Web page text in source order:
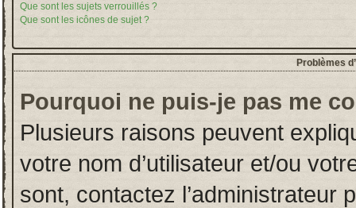
Que sont les sujets verrouillés ?
Que sont les icônes de sujet ?
Problèmes
Pourquoi ne puis-je pas me
Plusieurs raisons peuvent
votre nom d’utilisateur et/ou
sont, contactez l’administrateur